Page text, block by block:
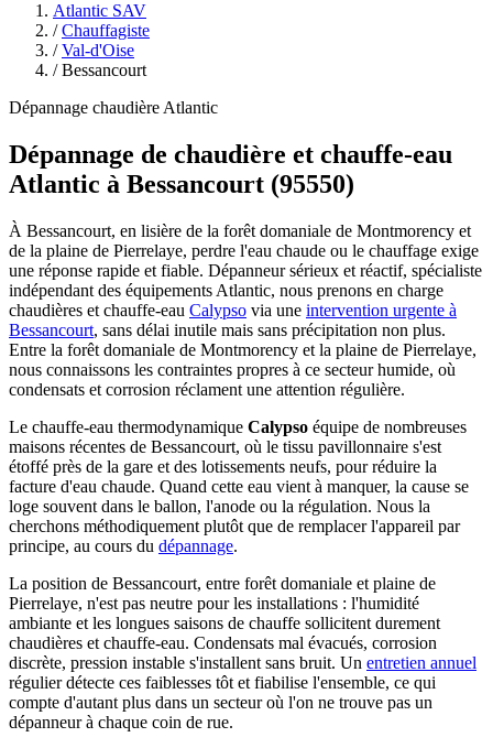
Atlantic SAV
/ Chauffagiste
/ Val-d'Oise
/ Bessancourt
Dépannage chaudière Atlantic
Dépannage de chaudière et chauffe-eau
Atlantic à Bessancourt (95550)
À Bessancourt, en lisière de la forêt domaniale de Montmorency et
de la plaine de Pierrelaye, perdre l'eau chaude ou le chauffage exige
une réponse rapide et fiable. Dépanneur sérieux et réactif, spécialiste
indépendant des équipements Atlantic, nous prenons en charge
chaudières et chauffe-eau Calypso via une intervention urgente à
Bessancourt, sans délai inutile mais sans précipitation non plus.
Entre la forêt domaniale de Montmorency et la plaine de Pierrelaye,
nous connaissons les contraintes propres à ce secteur humide, où
condensats et corrosion réclament une attention régulière.
Le chauffe-eau thermodynamique Calypso équipe de nombreuses
maisons récentes de Bessancourt, où le tissu pavillonnaire s'est
étoffé près de la gare et des lotissements neufs, pour réduire la
facture d'eau chaude. Quand cette eau vient à manquer, la cause se
loge souvent dans le ballon, l'anode ou la régulation. Nous la
cherchons méthodiquement plutôt que de remplacer l'appareil par
principe, au cours du dépannage.
La position de Bessancourt, entre forêt domaniale et plaine de
Pierrelaye, n'est pas neutre pour les installations : l'humidité
ambiante et les longues saisons de chauffe sollicitent durement
chaudières et chauffe-eau. Condensats mal évacués, corrosion
discrète, pression instable s'installent sans bruit. Un entretien annuel
régulier détecte ces faiblesses tôt et fiabilise l'ensemble, ce qui
compte d'autant plus dans un secteur où l'on ne trouve pas un
dépanneur à chaque coin de rue.